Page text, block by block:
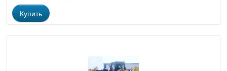
Купить